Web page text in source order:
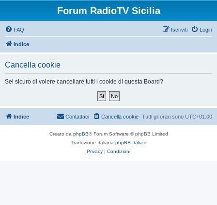
Forum RadioTV Sicilia
FAQ Login
Iscriviti
Indice
Cancella cookie
Sei sicuro di volere cancellare tutti i cookie di questa Board?
Indice Tutti gli orari sono UTC+01:00
Cancella cookie
Contattaci
Creato da phpBB® Forum Software © phpBB Limited
Traduzione Italiana phpBB-Italia.it
Privacy | Condizioni